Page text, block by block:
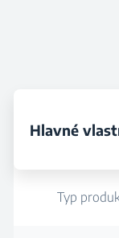
Hlavné
Typ